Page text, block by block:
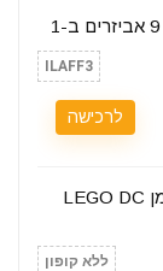
ILAFF3
לרכישה
ערכת בניית לגו DC לוגו באטמן LEGO DC
ללא קופון